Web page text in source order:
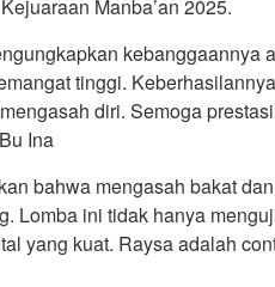
Manba’an 2025.
kebanggaannya
tinggi.
diri. Semoga
Ina
bahwa mengasah bakat
Lomba ini tidak hanya
yang kuat. Raysa adalah